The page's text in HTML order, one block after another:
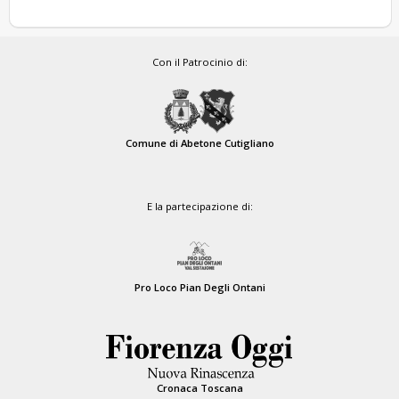
Con il Patrocinio di:
Comune di Abetone Cutigliano
E la partecipazione di:
Pro Loco Pian Degli Ontani
Cronaca Toscana